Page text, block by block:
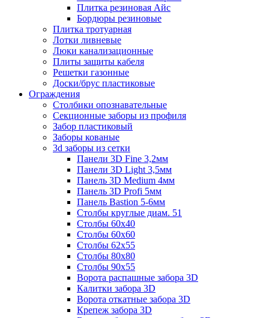
Плитка резиновая Айс
Бордюры резиновые
Плитка тротуарная
Лотки ливневые
Люки канализационные
Плиты защиты кабеля
Решетки газонные
Доски/брус пластиковые
Ограждения
Столбики опознавательные
Секционные заборы из профиля
Забор пластиковый
Заборы кованые
3d заборы из сетки
Панели 3D Fine 3,2мм
Панели 3D Light 3,5мм
Панель 3D Medium 4мм
Панель 3D Profi 5мм
Панель Bastion 5-6мм
Столбы круглые диам. 51
Столбы 60х40
Столбы 60х60
Столбы 62х55
Столбы 80х80
Столбы 90х55
Ворота распашные забора 3D
Калитки забора 3D
Ворота откатные забора 3D
Крепеж забора 3D